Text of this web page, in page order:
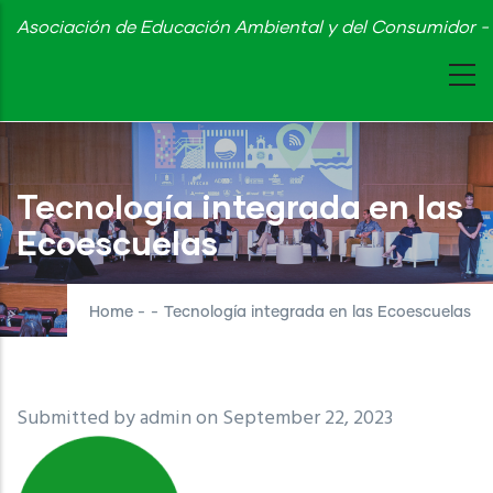
Skip
content
Asociación de Educación Ambiental y del Consumidor
Tecnología integrada en las
Ecoescuelas
Home - - Tecnología integrada en las Ecoescuelas
Submitted byadminon September 22, 2023